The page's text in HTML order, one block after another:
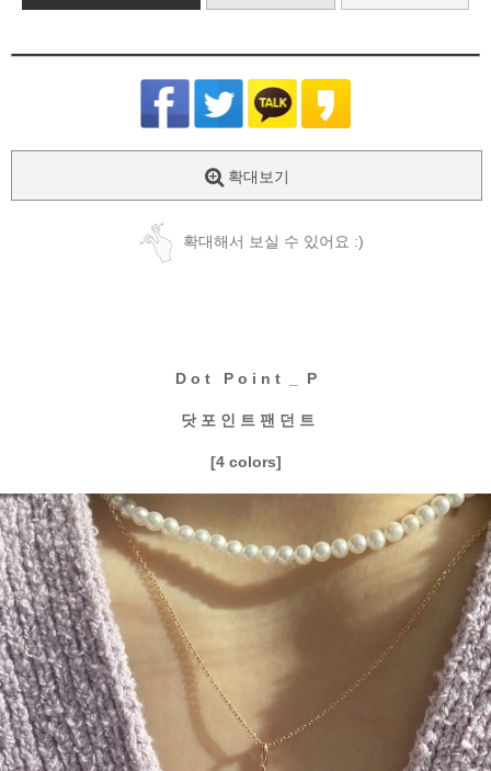
확대보기
확대해서 보실 수 있어요 :)
D o t P o i n t _ P
닷 포 인 트 팬 던 트
[4 colors]